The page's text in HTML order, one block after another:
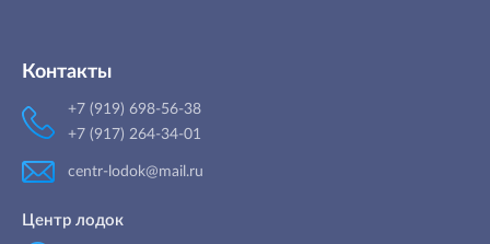
Контакты
+7 (919) 698-56-38
+7 (917) 264-34-01
centr-lodok@mail.ru
Центр лодок